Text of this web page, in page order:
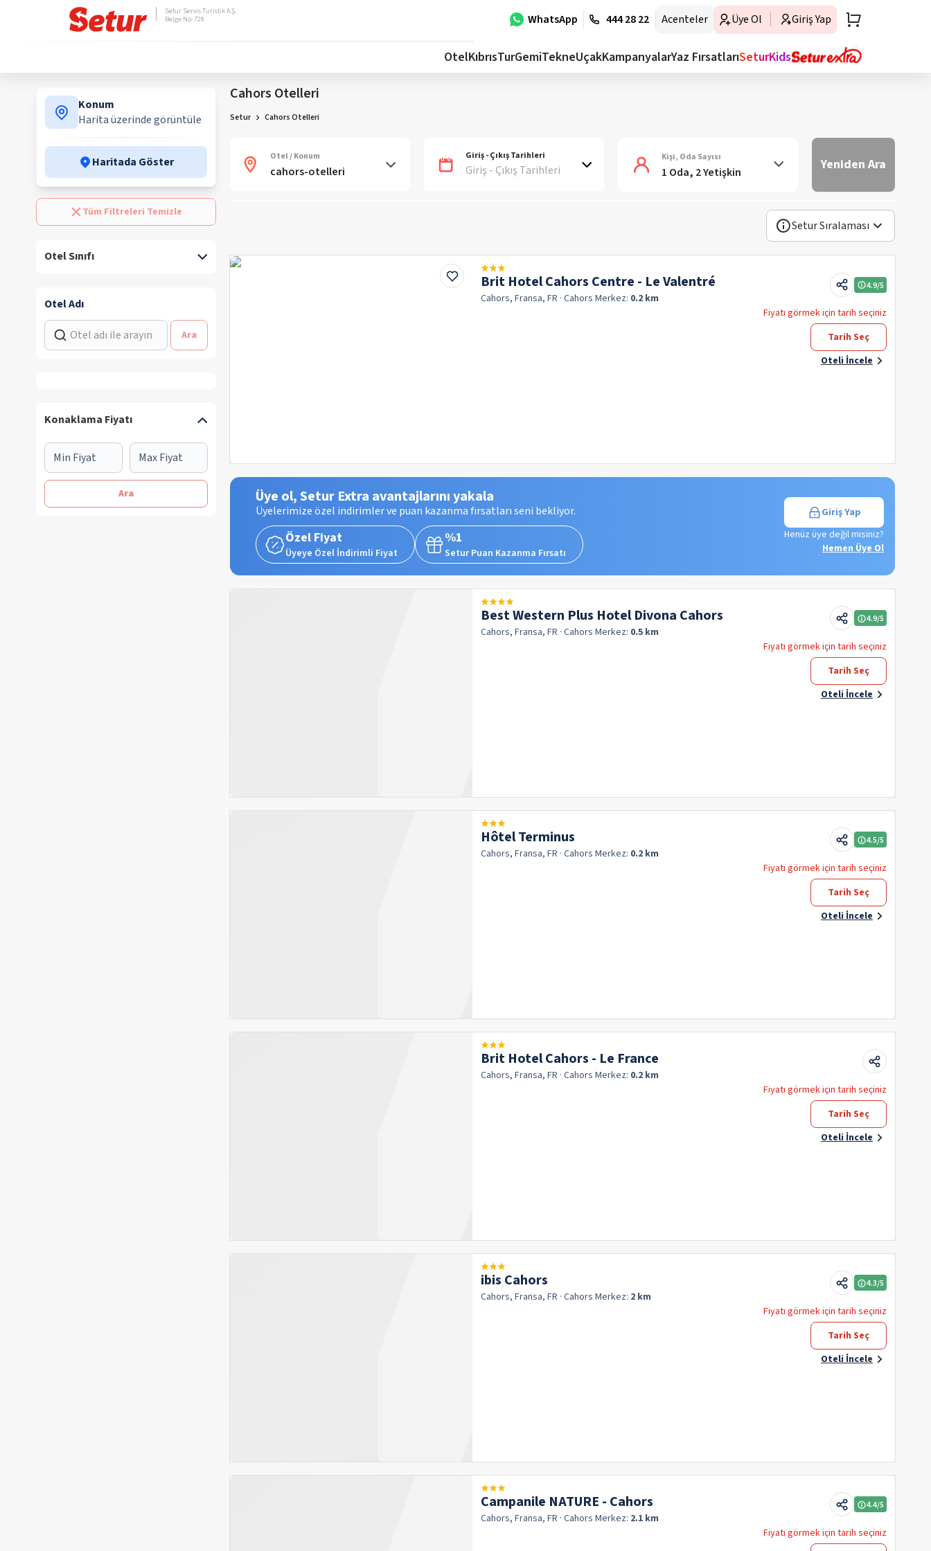
WhatsApp 444 28 22 Acenteler Üye Ol Giriş Yap
Setur Servis Turistik A.Ş.
Belge No: 728
OtelKıbrısTurGemiTekneUçakKampanyalarYaz FırsatlarıSeturKids
Konum
Harita üzerinde görüntüle
Haritada Göster
Tüm Filtreleri Temizle
Otel Sınıfı
Otel Adı
Ara
Konaklama Fiyatı
Ara
Cahors Otelleri
Setur Cahors Otelleri
Otel / Konum Giriş - Çıkış Tarihleri
Giriş - Çıkış Tarihleri
Kişi, Oda Sayısı
1 Oda, 2 Yetişkin Yeniden Ara
Setur Sıralaması
Brit Hotel Cahors Centre - Le Valentré
Cahors, Fransa, FR · Cahors Merkez: 0.2 km
4.9/5
Fiyatı görmek için tarih seçiniz
Tarih Seç
Oteli İncele
Üye ol, Setur Extra avantajlarını yakala
Üyelerimize özel indirimler ve puan kazanma fırsatları seni bekliyor.
Özel Fiyat
Üyeye Özel İndirimli Fiyat
%1
Setur Puan Kazanma Fırsatı
Giriş Yap
Henüz üye değil misiniz?
Hemen Üye Ol
Best Western Plus Hotel Divona Cahors
Cahors, Fransa, FR · Cahors Merkez: 0.5 km
4.9/5
Fiyatı görmek için tarih seçiniz
Tarih Seç
Oteli İncele
Hôtel Terminus
Cahors, Fransa, FR · Cahors Merkez: 0.2 km
4.5/5
Fiyatı görmek için tarih seçiniz
Tarih Seç
Oteli İncele
Brit Hotel Cahors - Le France
Cahors, Fransa, FR · Cahors Merkez: 0.2 km
Fiyatı görmek için tarih seçiniz
Tarih Seç
Oteli İncele
ibis Cahors
Cahors, Fransa, FR · Cahors Merkez: 2 km
4.3/5
Fiyatı görmek için tarih seçiniz
Tarih Seç
Oteli İncele
Campanile NATURE - Cahors
Cahors, Fransa, FR · Cahors Merkez: 2.1 km
4.4/5
Fiyatı görmek için tarih seçiniz